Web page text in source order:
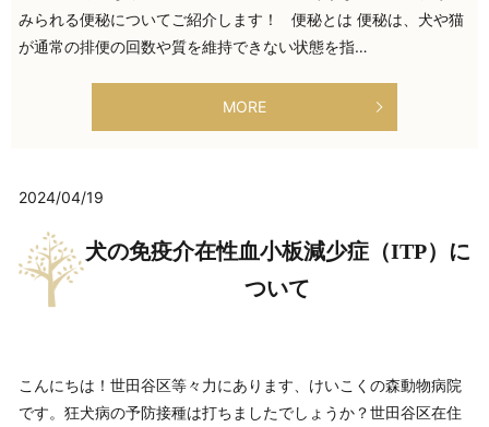
みられる便秘についてご紹介します！ 便秘とは 便秘は、犬や猫
が通常の排便の回数や質を維持できない状態を指…
MORE
2024/04/19
犬の免疫介在性血小板減少症（ITP）に
ついて
こんにちは！世田谷区等々力にあります、けいこくの森動物病院
です。狂犬病の予防接種は打ちましたでしょうか？世田谷区在住